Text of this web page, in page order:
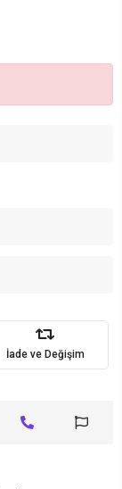
İade ve Değişim